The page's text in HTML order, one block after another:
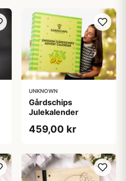
UNKNOWN
Gårdschips
Julekalender
459,00 kr